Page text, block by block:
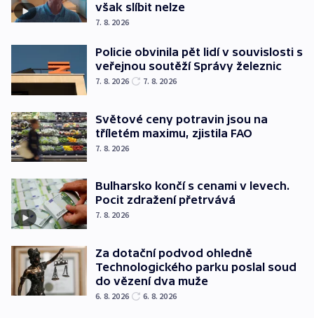
však slíbit nelze
7. 8. 2026
Policie obvinila pět lidí v souvislosti s
veřejnou soutěží Správy železnic
7. 8. 2026 7. 8. 2026
Světové ceny potravin jsou na
tříletém maximu, zjistila FAO
7. 8. 2026
Bulharsko končí s cenami v levech.
Pocit zdražení přetrvává
7. 8. 2026
Za dotační podvod ohledně
Technologického parku poslal soud
do vězení dva muže
6. 8. 2026 6. 8. 2026